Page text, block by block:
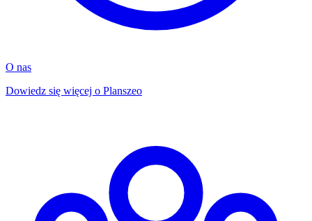
O nas
Dowiedz się więcej o Planszeo